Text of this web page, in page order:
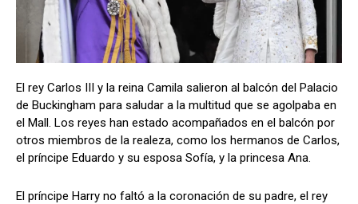
El rey Carlos III y la reina Camila salieron al balcón del Palacio
de Buckingham para saludar a la multitud que se agolpaba en
el Mall. Los reyes han estado acompañados en el balcón por
otros miembros de la realeza, como los hermanos de Carlos,
el príncipe Eduardo y su esposa Sofía, y la princesa Ana.
El príncipe Harry no faltó a la coronación de su padre, el rey